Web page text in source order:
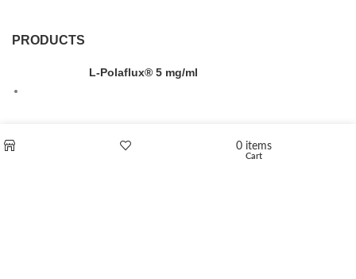
PRODUCTS
L-Polaflux® 5 mg/ml
Levomethadone L-Poladdict 20 mg 98 Tab
0 items
Cart